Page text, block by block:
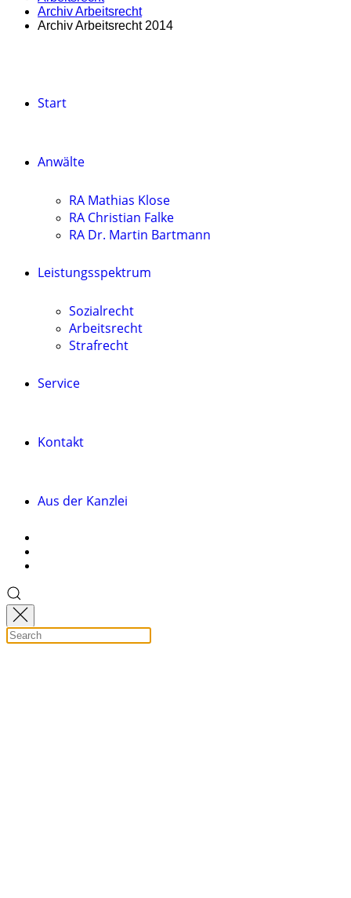
Archiv Arbeitsrecht
Archiv Arbeitsrecht 2014
Start
Anwälte
RA Mathias Klose
RA Christian Falke
RA Dr. Martin Bartmann
Leistungsspektrum
Sozialrecht
Arbeitsrecht
Strafrecht
Service
Kontakt
Aus der Kanzlei